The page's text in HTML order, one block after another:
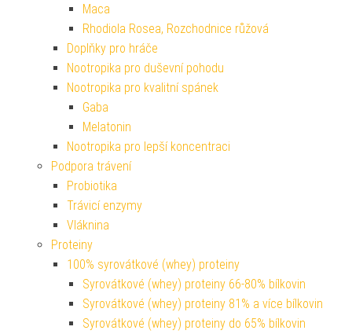
Maca
Rhodiola Rosea, Rozchodnice růžová
Doplňky pro hráče
Nootropika pro duševní pohodu
Nootropika pro kvalitní spánek
Gaba
Melatonin
Nootropika pro lepší koncentraci
Podpora trávení
Probiotika
Trávicí enzymy
Vláknina
Proteiny
100% syrovátkové (whey) proteiny
Syrovátkové (whey) proteiny 66-80% bílkovin
Syrovátkové (whey) proteiny 81% a více bílkovin
Syrovátkové (whey) proteiny do 65% bílkovin